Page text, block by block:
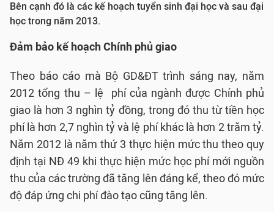
Bên cạnh đó là các kế hoạch tuyển sinh đại học và sau đại
học trong năm 2013.
Đảm bảo kế hoạch Chính phủ giao
Theo báo cáo mà Bộ GD&ĐT trình sáng nay, năm
2012 tổng thu – lệ phí của ngành được Chính phủ
giao là hơn 3 nghìn tỷ đồng, trong đó thu từ tiền học
phí là hơn 2,7 nghìn tỷ và lệ phí khác là hơn 2 trăm tỷ.
Năm 2012 là năm thứ 3 thực hiện mức thu theo quy
định tại NĐ 49 khi thực hiện mức học phí mới nguồn
thu của các trường đã tăng lên đáng kể, theo đó mức
độ đáp ứng chi phí đào tạo cũng tăng lên.